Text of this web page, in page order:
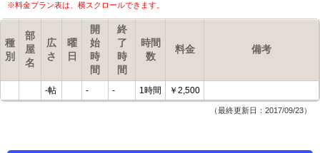
※料金プラン表は、横スクロールできます。
種
別
部
屋
名
広
さ
曜
日
開
始
時
間
終
了
時
間
時間
数
料金 備考
-帖 - - 1時間 ￥2,500
（最終更新日：2017/09/23）